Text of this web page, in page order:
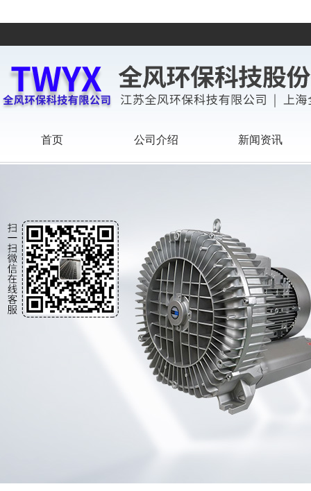
首页 公司介绍 新闻资讯